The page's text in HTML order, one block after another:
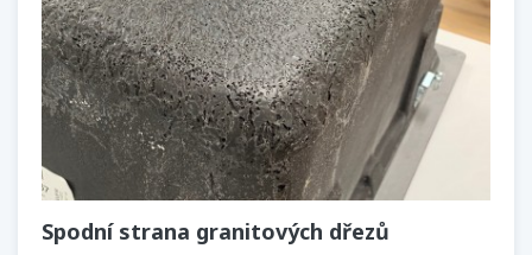
Spodní strana granitových dřezů